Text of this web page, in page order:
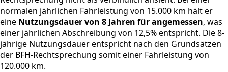
normalen jährlichen Fahrleistung von 15.000 km hält er
eine Nutzungsdauer von 8 Jahren für angemessen, was
einer jährlichen Abschreibung von 12,5% entspricht. Die 8-
jährige Nutzungsdauer entspricht nach den Grundsätzen
der BFH-Rechtsprechung somit einer Fahrleistung von
120.000 km.